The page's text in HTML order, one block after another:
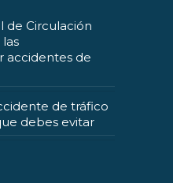
de Circulación
accidentes de
de tráfico
debes evitar